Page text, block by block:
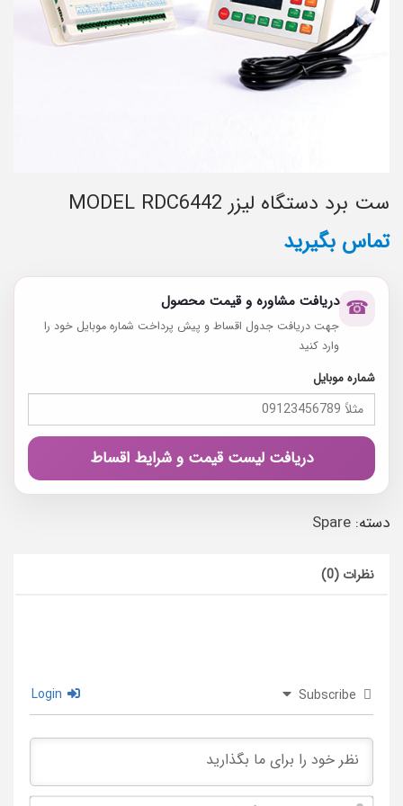
ست برد دستگاه لیزر MODEL RDC6442
تماس بگیرید
☎ دریافت مشاوره و قیمت محصول
جهت دریافت جدول اقساط و پیش پرداخت شماره موبایل خود را
وارد کنید
شماره موبایل
دریافت لیست قیمت و شرایط اقساط
دسته: Spare
نظرات (0)
Subscribe